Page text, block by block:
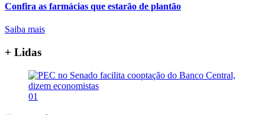
Confira as farmácias que estarão de plantão
Saiba mais
+ Lidas
01